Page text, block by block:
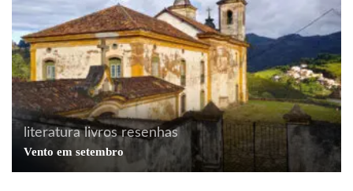
literatura livros resenhas
Vento em setembro